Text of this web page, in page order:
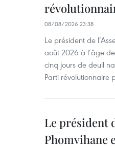
08/08/2026 23:38
Le président de
août 2026 à l’âge
cinq jours de deuil
Parti révolutionnaire
Le président
Phomvihane